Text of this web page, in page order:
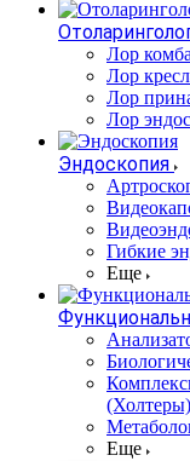
Лор
Лор
Лор
Лор
Эндоскопия
Гибкие
Еще
(Холтеры)
Еще